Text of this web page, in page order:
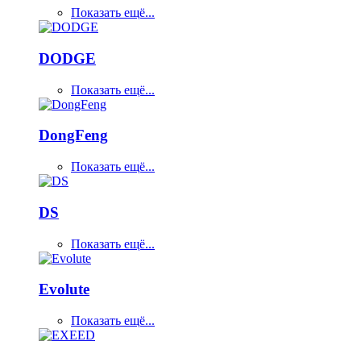
Показать ещё...
DODGE
Показать ещё...
DongFeng
Показать ещё...
DS
Показать ещё...
Evolute
Показать ещё...